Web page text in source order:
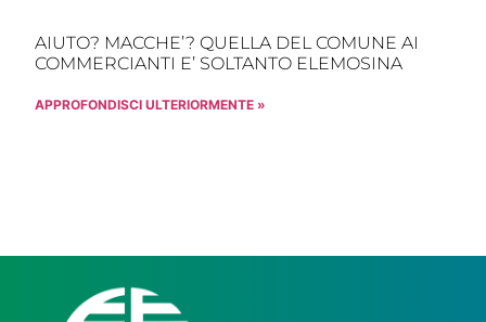
AIUTO? MACCHE’? QUELLA DEL COMUNE AI
COMMERCIANTI E’ SOLTANTO ELEMOSINA
APPROFONDISCI ULTERIORMENTE »